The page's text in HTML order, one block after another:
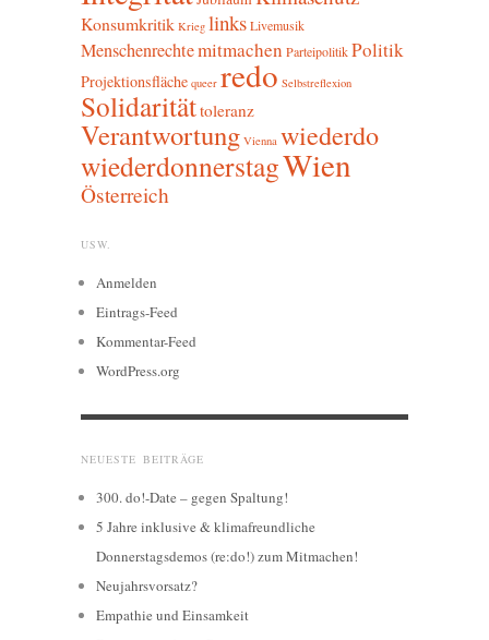
Konsumkritik Krieg linksLivemusik
Menschenrechtemitmachen ParteipolitikPolitik
Projektionsfläche queer redo Selbstreflexion
Solidaritättoleranz
Verantwortung Vienna wiederdo
wiederdonnerstagWien
Österreich
USW.
Anmelden
Eintrags-Feed
Kommentar-Feed
WordPress.org
NEUESTE BEITRÄGE
300. do!-Date – gegen Spaltung!
5 Jahre inklusive & klimafreundliche
Donnerstagsdemos (re:do!) zum Mitmachen!
Neujahrsvorsatz?
Empathie und Einsamkeit